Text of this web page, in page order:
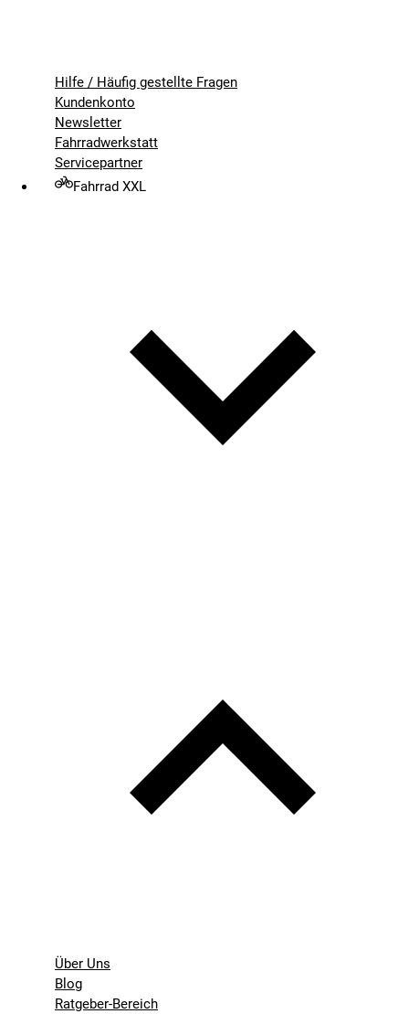
Hilfe / Häufig gestellte Fragen
Kundenkonto
Newsletter
Fahrradwerkstatt
Servicepartner
Fahrrad XXL
Über Uns
Blog
Ratgeber-Bereich